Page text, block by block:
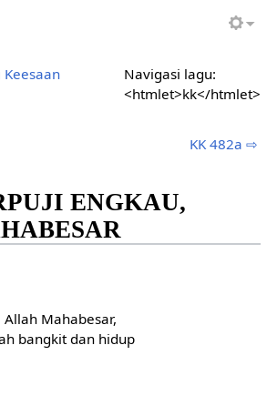
Navigasi lagu:
<htmlet>kk</htmlet>
Keesaan
KK 482a ⇨
ENGKAU,
Allah Mahabesar,
bangkit dan hidup